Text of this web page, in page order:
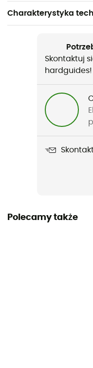
Charakterystyka
Wspinaczka lodowa /
Skontaktuj
hardguides!
Polecamy także